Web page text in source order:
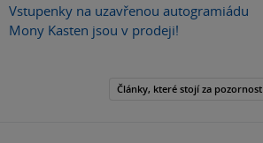
Vstupenky na uzavřenou autogramiádu
Mony Kasten jsou v prodeji!
Články, které stojí za pozornost